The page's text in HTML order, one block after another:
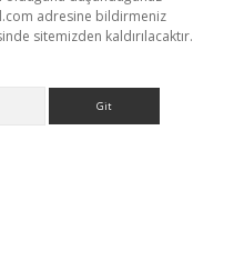
adresine bildirmeniz
sitemizden kaldırılacaktır.